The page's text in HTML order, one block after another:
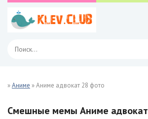
»Аниме » Аниме адвокат 28 фото
Смешные мемы Аниме адвокат